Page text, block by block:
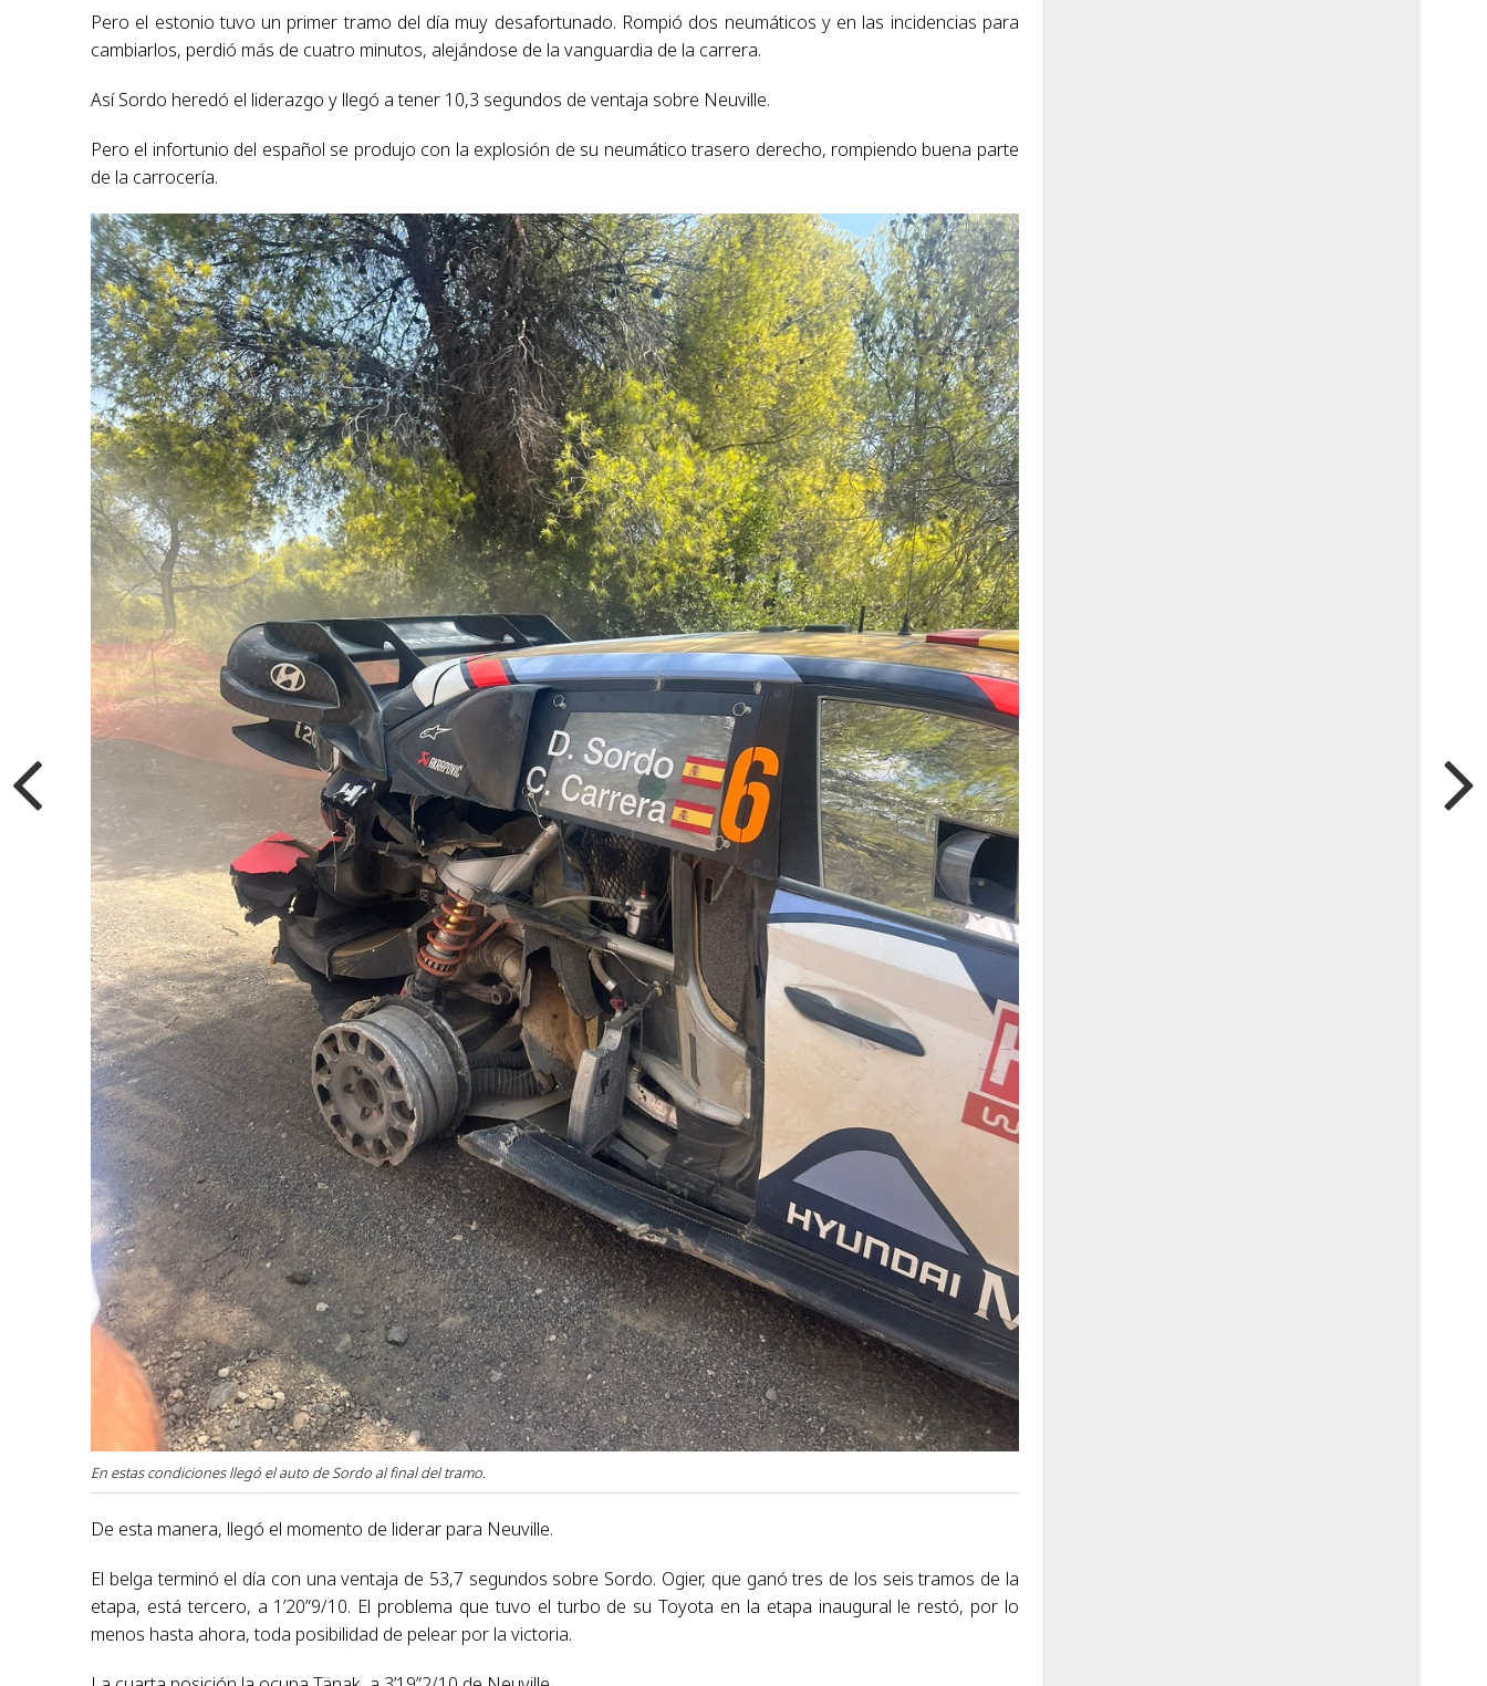
Pero el estonio tuvo un primer tramo del día muy desafortunado. Rompió dos neumáticos y en las incidencias para
cambiarlos, perdió más de cuatro minutos, alejándose de la vanguardia de la carrera.
Así Sordo heredó el liderazgo y llegó a tener 10,3 segundos de ventaja sobre Neuville.
Pero el infortunio del español se produjo con la explosión de su neumático trasero derecho, rompiendo buena parte
de la carrocería.
En estas condiciones llegó el auto de Sordo al final del tramo.
De esta manera, llegó el momento de liderar para Neuville.
El belga terminó el día con una ventaja de 53,7 segundos sobre Sordo. Ogier, que ganó tres de los seis tramos de la
etapa, está tercero, a 1’20”9/10. El problema que tuvo el turbo de su Toyota en la etapa inaugural le restó, por lo
menos hasta ahora, toda posibilidad de pelear por la victoria.